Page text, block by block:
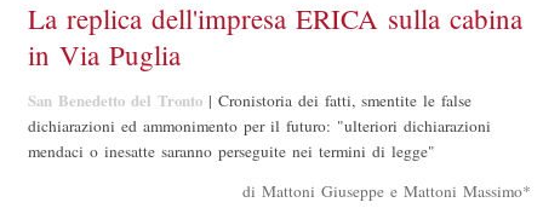
La replica dell'impresa ERICA sulla cabina
in Via Puglia
San Benedetto del Tronto | Cronistoria dei fatti, smentite le false
dichiarazioni ed ammonimento per il futuro: "ulteriori dichiarazioni
mendaci o inesatte saranno perseguite nei termini di legge"
di Mattoni Giuseppe e Mattoni Massimo*